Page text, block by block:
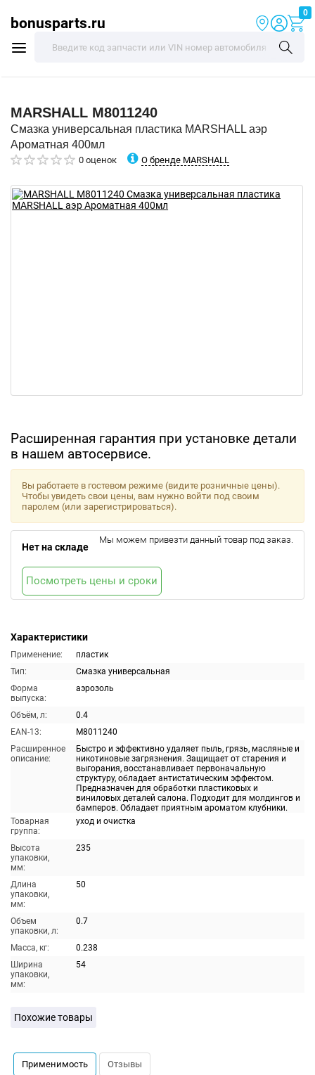
bonusparts.ru
0
MARSHALL M8011240
Смазка универсальная пластика MARSHALL аэр
Ароматная 400мл
0 оценок О бренде MARSHALL
Расширенная гарантия при установке детали
в нашем автосервисе.
Характеристики
Применение:
пластик
Тип:
Смазка универсальная
Форма
выпуска:
аэрозоль
Объём, л:
0.4
EAN-13:
M8011240
Расширенное
описание:
Быстро и эффективно удаляет пыль, грязь, масляные и
никотиновые загрязнения. Защищает от старения и
выгорания, восстанавливает первоначальную
структуру, обладает антистатическим эффектом.
Предназначен для обработки пластиковых и
виниловых деталей салона. Подходит для молдингов и
бамперов. Обладает приятным ароматом клубники.
Товарная
группа:
уход и очистка
Высота
упаковки,
мм:
235
Длина
упаковки,
мм:
50
Объем
упаковки, л:
0.7
Масса, кг:
0.238
Ширина
упаковки,
мм:
54
Вы работаете в гостевом режиме (видите розничные цены).
Чтобы увидеть свои цены, вам нужно войти под своим
паролем (или зарегистрироваться).
Нет на складе
Мы можем привезти данный товар под заказ.
Посмотреть цены и сроки
Похожие товары
Применимость Отзывы